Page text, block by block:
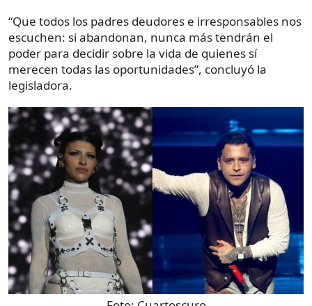
“Que todos los padres deudores e irresponsables nos
escuchen: si abandonan, nunca más tendrán el
poder para decidir sobre la vida de quienes sí
merecen todas las oportunidades”, concluyó la
legisladora.